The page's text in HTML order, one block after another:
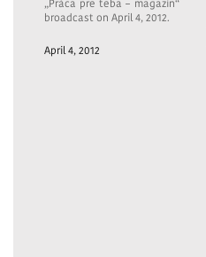
„Práca pre teba – magazín“
broadcast on April 4, 2012.
April 4, 2012